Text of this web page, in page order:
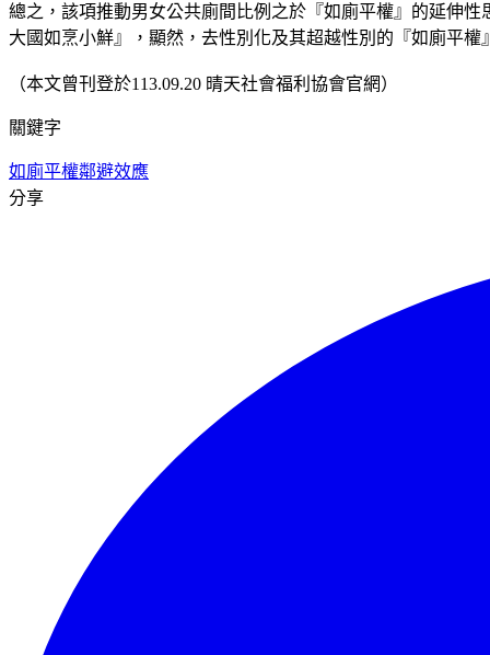
總之，該項推動男女公共廁間比例之於『如廁平權』的延伸
大國如烹小鮮』，顯然，去性別化及其超越性別的『如廁平
（本文曾刊登於113.09.20 晴天社會福利協會官網）
關鍵字
如廁平權鄰避效應
分享